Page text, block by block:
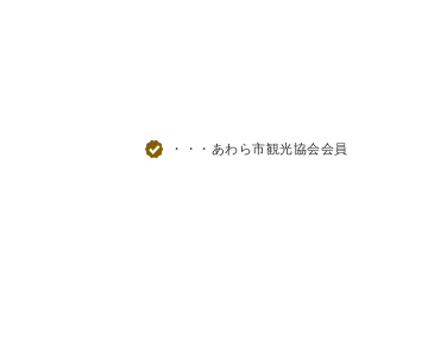
・・・あわら市観光協会会員